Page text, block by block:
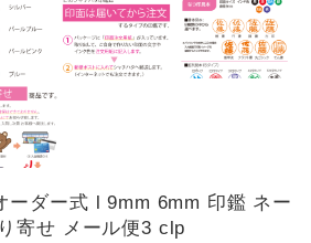
ーダー式 l 9mm 6mm 印鑑 ネー
寄せ メール便3 clp